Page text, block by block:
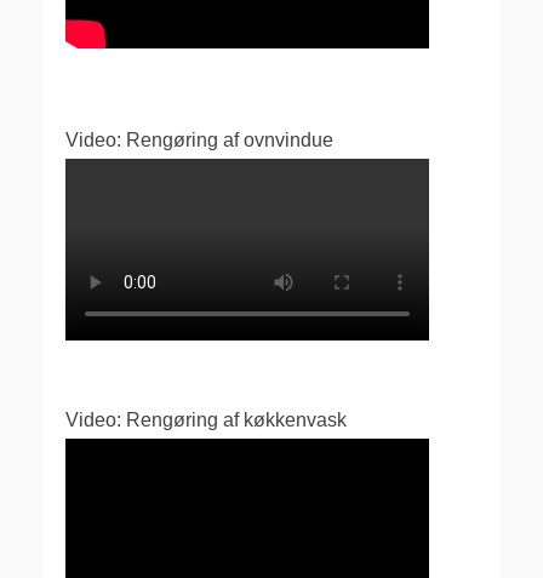
Video: Rengøring af ovnvindue
Video: Rengøring af køkkenvask